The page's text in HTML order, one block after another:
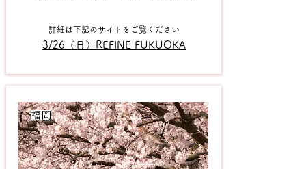
詳細は下記のサイトをご覧ください
3/26 （日）REFINE FUKUOKA
​福岡